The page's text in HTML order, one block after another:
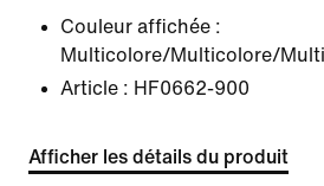
Couleur affichée :
Multicolore/Multicolore/
Article : HF0662-900
Afficher les détails du produit